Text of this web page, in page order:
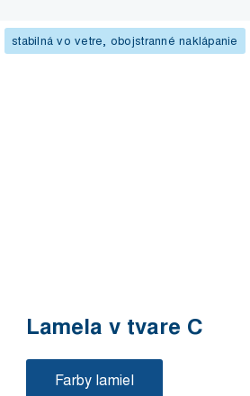
stabilná vo vetre, obojstranné naklápanie
Lamela v tvare C
Farby lamiel